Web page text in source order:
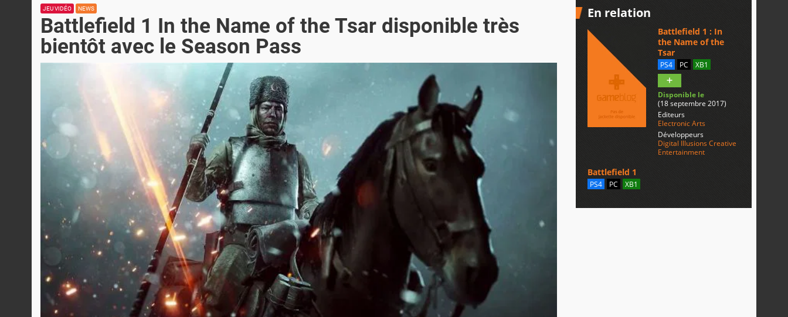
JEU VIDÉO NEWS
Battlefield 1 In the Name of the Tsar disponible très
bientôt avec le Season Pass
En relation
Battlefield 1 : In
the Name of the
Tsar
PS4 PC XB1
Disponible le
(18 septembre 2017)
Editeurs
Electronic Arts
Développeurs
Digital Illusions Creative
Entertainment
Battlefield 1
PS4 PC XB1